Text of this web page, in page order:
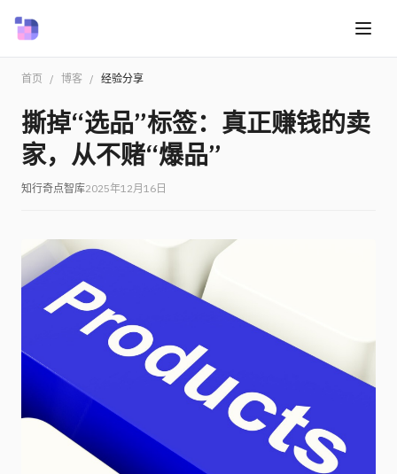
首页 / 博客 / 经验分享
撕掉“选品”标签：真正赚钱的卖
家，从不赌“爆品”
知行奇点智库2025年12月16日